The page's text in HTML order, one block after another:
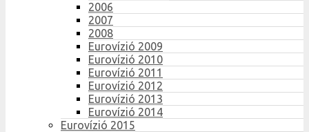
2006
2007
2008
Eurovízió 2009
Eurovízió 2010
Eurovízió 2011
Eurovízió 2012
Eurovízió 2013
Eurovízió 2014
Eurovízió 2015